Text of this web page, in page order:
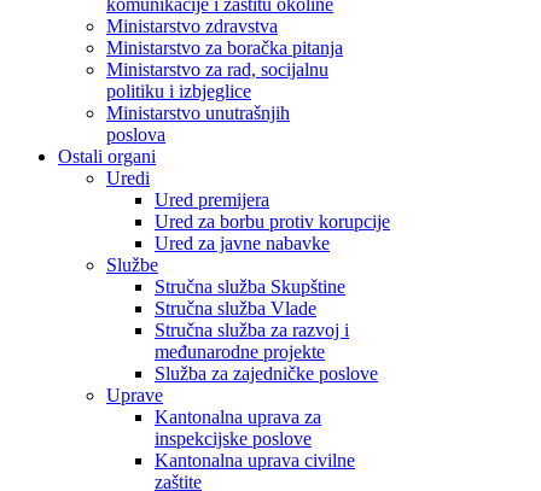
komunikacije i zaštitu okoline
Ministarstvo zdravstva
Ministarstvo za boračka pitanja
Ministarstvo za rad, socijalnu
politiku i izbjeglice
Ministarstvo unutrašnjih
poslova
Ostali organi
Uredi
Ured premijera
Ured za borbu protiv korupcije
Ured za javne nabavke
Službe
Stručna služba Skupštine
Stručna služba Vlade
Stručna služba za razvoj i
međunarodne projekte
Služba za zajedničke poslove
Uprave
Kantonalna uprava za
inspekcijske poslove
Kantonalna uprava civilne
zaštite